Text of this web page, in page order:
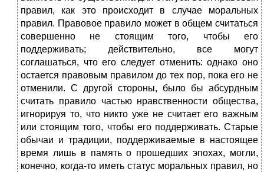
правил, как это происходит в случае моральных
правил. Правовое правило может в общем считаться
совершенно не стоящим того, чтобы его
поддерживать; действительно, все могут
соглашаться, что его следует отменить: однако оно
остается правовым правилом до тех пор, пока его не
отменили. С другой стороны, было бы абсурдным
считать правило частью нравственности общества,
игнорируя то, что никто уже не считает его важным
или стоящим того, чтобы его поддерживать. Старые
обычаи и традиции, поддерживаемые в настоящее
время лишь в память о прошедших эпохах, могли,
конечно, когда-то иметь статус моральных правил, но